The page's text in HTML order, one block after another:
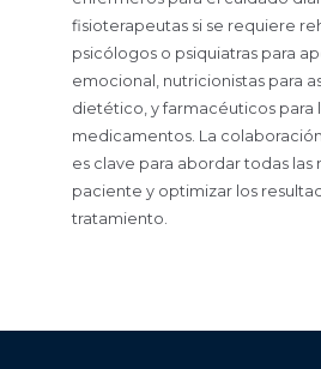
fisioterapeutas si se requiere
psicólogos o psiquiatras para
emocional, nutricionistas para
dietético, y farmacéuticos para
medicamentos. La
es clave para abordar todas las
paciente y optimizar los
tratamiento.